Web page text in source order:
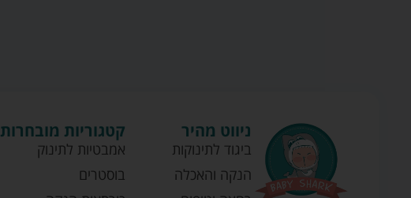
ניווט מהיר
ביגוד לתינוקות
הנקה והאכלה
קטגוריות מובחרות
אמבטיות לתינוק
בוסטרים